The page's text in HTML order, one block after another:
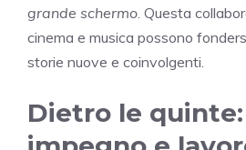
grande schermo . Questa
cinema e musica possono
storie nuove e coinvolgenti.
Dietro le